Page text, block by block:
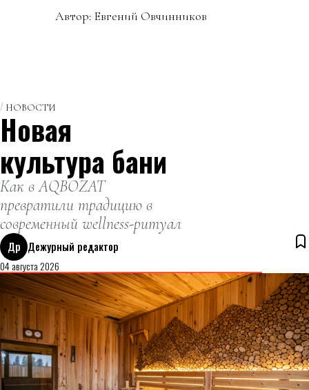
Автор: Евгений Овчинников
НОВОСТИ
Новая
культура бани
Как в AQBOZAT
превратили традицию в
современный wellness-ритуал
Др Дежурный редактор
04 августа 2026